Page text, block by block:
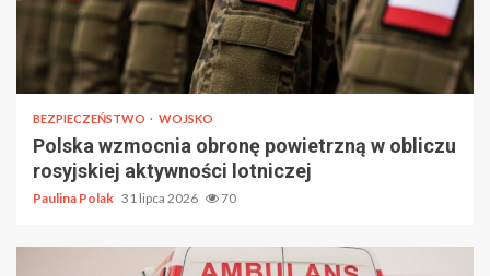
BEZPIECZEŃSTWO WOJSKO
Polska wzmocnia obronę powietrzną w obliczu
rosyjskiej aktywności lotniczej
Paulina Polak 31 lipca 2026 70